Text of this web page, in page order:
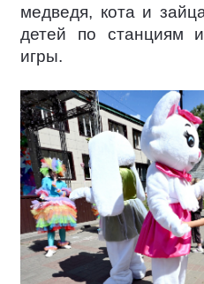
медведя, кота и
детей по станциям
игры.